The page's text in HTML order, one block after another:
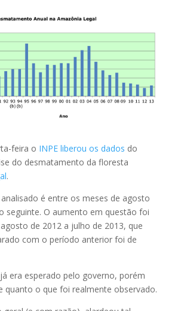
feira o INPE liberou os dados do
do desmatamento da floresta
.
é entre os meses de agosto
seguinte. O aumento em questão foi
de 2012 a julho de 2013, que
com o período anterior foi de
era esperado pelo governo, porém
quanto o que foi realmente observado.